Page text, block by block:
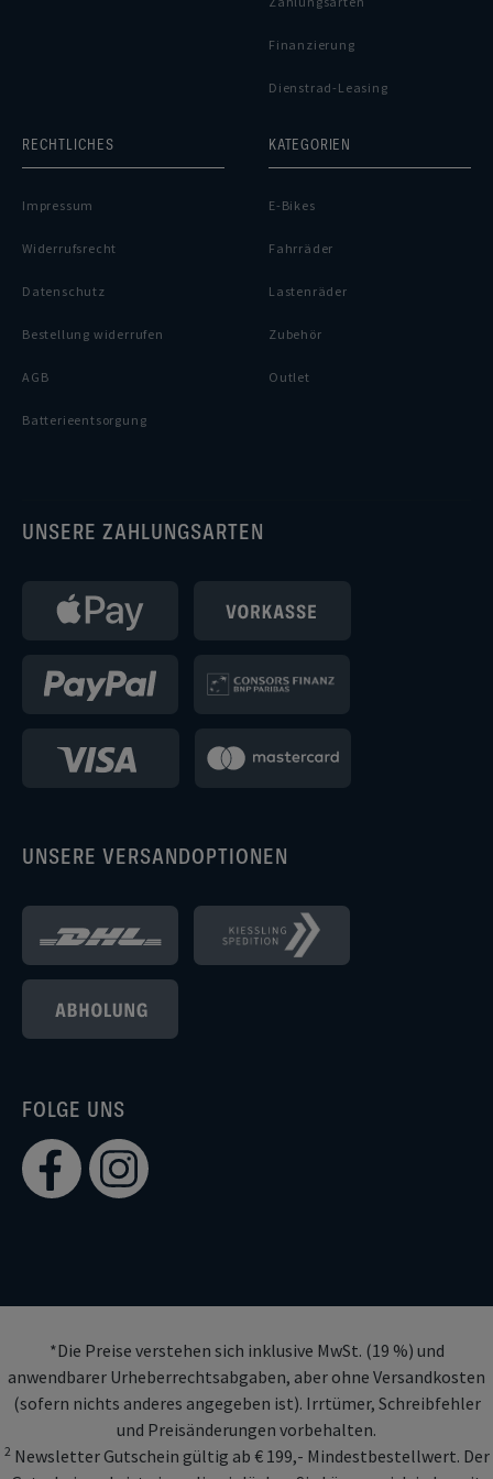
Finanzierung
Dienstrad-Leasing
RECHTLICHES
Impressum
Widerrufsrecht
Datenschutz
Bestellung widerrufen
AGB
Batterieentsorgung
KATEGORIEN
E-Bikes
Fahrräder
Lastenräder
Zubehör
Outlet
UNSERE ZAHLUNGSARTEN
UNSERE VERSANDOPTIONEN
FOLGE UNS
*Die Preise verstehen sich inklusive MwSt. (19 %) und
anwendbarer Urheberrechtsabgaben, aber ohne Versandkosten
(sofern nichts anderes angegeben ist). Irrtümer, Schreibfehler
und Preisänderungen vorbehalten.
2Newsletter Gutschein gültig ab € 199,- Mindestbestellwert. Der